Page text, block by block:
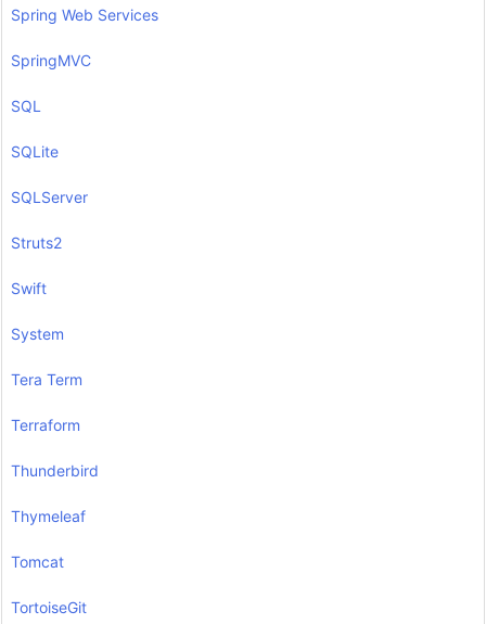
Spring Web Services
SpringMVC
SQL
SQLite
SQLServer
Struts2
Swift
System
Tera Term
Terraform
Thunderbird
Thymeleaf
Tomcat
TortoiseGit